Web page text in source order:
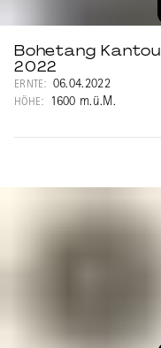
Bohetang Kantou
2022
ERNTE: 06.04.2022
HÖHE: 1600 m.ü.M.